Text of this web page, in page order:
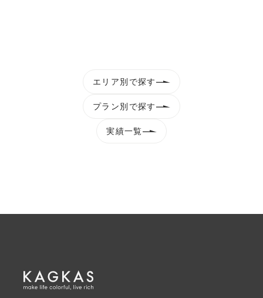
エリア別で探す
プラン別で探す
実績一覧